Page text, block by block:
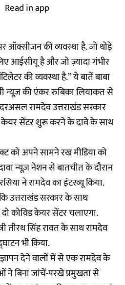
Read in app
ऑक्सीजन की व्यवस्था है. जो थोड़े
आईसीयू है और जो ज़्यादा गंभीर
की व्यवस्था है.’’ ये बातें बाबा
न्यूज़की एंकर रुबिका लियाकत से
रामदेव उत्तराखंड सरकार
केयर सेंटर शुरू करने के दावे के साथ
को अपने सामने रख मीडिया को
न्यूज़ नेशन से बातचीत के दौरान
ने रामदेव का इंटरव्यू किया.
उत्तराखंड सरकार के साथ
कोविड केयर सेंटर चलाएगा.
तीरथ सिंह रावत के साथ रामदेव
भी किया.
देने वालों में से एक रामदेव के
ने बिना जांचें-परखे प्रमुखता से